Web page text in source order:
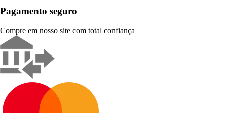
Pagamento seguro
Compre em nosso site com total confiança